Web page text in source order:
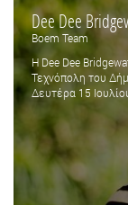
Dee Dee
Boem Team
H Dee Dee
Τεχνόπολη του
Δευτέρα 15